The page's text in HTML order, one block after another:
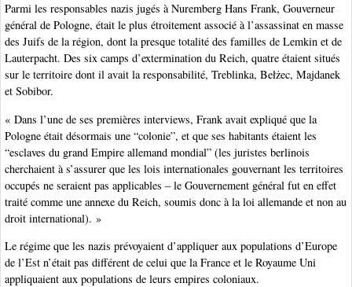
Parmi les responsables nazis jugés à Nuremberg Hans Frank, Gouverneur
général de Pologne, était le plus étroitement associé à l’assassinat en masse
des Juifs de la région, dont la presque totalité des familles de Lemkin et de
Lauterpacht. Des six camps d’extermination du Reich, quatre étaient situés
sur le territoire dont il avait la responsabilité, Treblinka, Bełżec, Majdanek
et Sobibor.
« Dans l’une de ses premières interviews, Frank avait expliqué que la
Pologne était désormais une “colonie”, et que ses habitants étaient les
“esclaves du grand Empire allemand mondial” (les juristes berlinois
cherchaient à s’assurer que les lois internationales gouvernant les territoires
occupés ne seraient pas applicables – le Gouvernement général fut en effet
traité comme une annexe du Reich, soumis donc à la loi allemande et non au
droit international). »
Le régime que les nazis prévoyaient d’appliquer aux populations d’Europe
de l’Est n’était pas différent de celui que la France et le Royaume Uni
appliquaient aux populations de leurs empires coloniaux.